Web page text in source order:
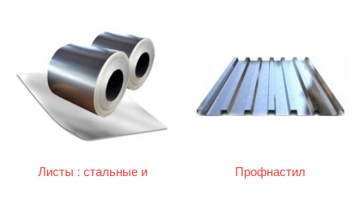
Листы : стальные и
Профнастил